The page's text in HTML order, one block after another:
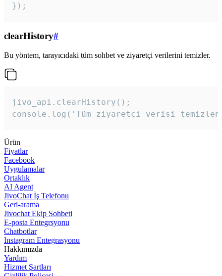
});
clearHistory#
Bu yöntem, tarayıcıdaki tüm sohbet ve ziyaretçi verilerini temizler.
jivo_api.clearHistory();
console.log('Tüm ziyaretçi verisi
Ürün
Fiyatlar
Facebook
Uygulamalar
Ortaklık
AI Agent
JivoChat İş Telefonu
Geri-arama
Jivochat Ekip Sohbeti
E-posta Entegrsyonu
Chatbotlar
Instagram Entegrasyonu
Hakkımızda
Yardım
Hizmet Şartları